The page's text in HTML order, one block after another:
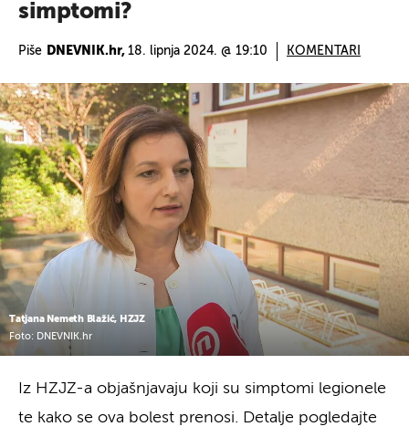
simptomi?
Piše DNEVNIK.hr, 18. lipnja 2024. @ 19:10 KOMENTARI
Tatjana Nemeth Blažić, HZJZ
Foto: DNEVNIK.hr
Iz HZJZ-a objašnjavaju koji su simptomi legionele
te kako se ova bolest prenosi. Detalje pogledajte